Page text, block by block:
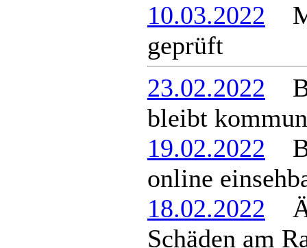
10.03.2022
geprüft
23.02.2022
bleibt
19.02.2022
online
18.02.2022
Schäden am